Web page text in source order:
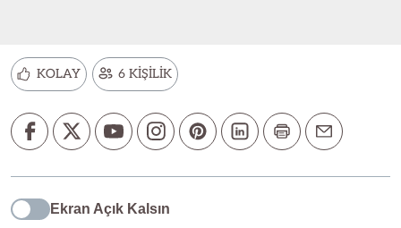
KOLAY 6 KİŞİLİK
Ekran Açık Kalsın